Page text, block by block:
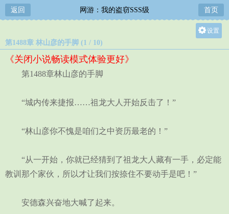
返回 网游：我的盗窃SSS级 首页
设置
第1488章 林山彦的手脚 (1 / 10)
《关闭小说畅读模式体验更好》
第1488章林山彦的手脚
“城内传来捷报……祖龙大人开始反击了！”
“林山彦你不愧是咱们之中资历最老的！”
“从一开始，你就已经猜到了祖龙大人藏有一手，必定能
教训那个家伙，所以才让我们按捺住不要动手是吧！”
安德森兴奋地大喊了起来。